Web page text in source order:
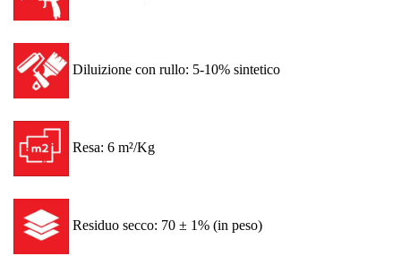
Diluizione con rullo: 5-10% sintetico
Resa: 6 m²/Kg
Residuo secco: 70 ± 1% (in peso)